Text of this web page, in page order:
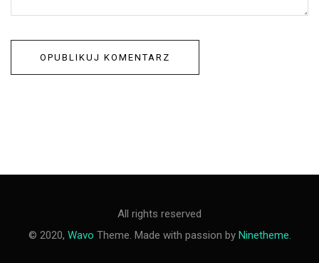
All rights reserved
© 2020, Wavo Theme. Made with passion by Ninetheme.